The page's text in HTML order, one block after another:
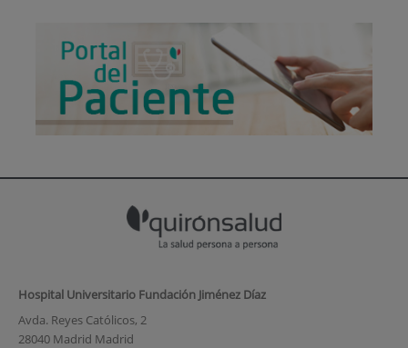
Hospital Universitario Fundación Jiménez Díaz
Avda. Reyes Católicos, 2
28040 Madrid Madrid